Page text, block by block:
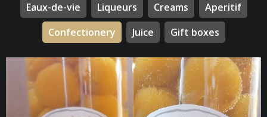
Eaux-de-vie Liqueurs Creams
Aperitif
Confectionery
Juice Gift boxes